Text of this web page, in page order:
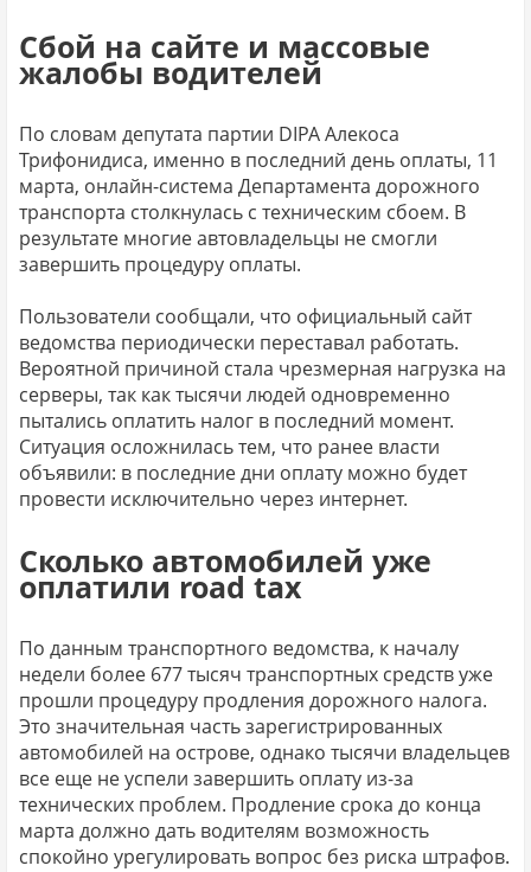
Сбой на сайте и массовые
жалобы водителей
По словам депутата партии DIPA Алекоса
Трифонидиса, именно в последний день оплаты, 11
марта, онлайн-система Департамента дорожного
транспорта столкнулась с техническим сбоем. В
результате многие автовладельцы не смогли
завершить процедуру оплаты.
Пользователи сообщали, что официальный сайт
ведомства периодически переставал работать.
Вероятной причиной стала чрезмерная нагрузка на
серверы, так как тысячи людей одновременно
пытались оплатить налог в последний момент.
Ситуация осложнилась тем, что ранее власти
объявили: в последние дни оплату можно будет
провести исключительно через интернет.
Сколько автомобилей уже
оплатили road tax
По данным транспортного ведомства, к началу
недели более 677 тысяч транспортных средств уже
прошли процедуру продления дорожного налога.
Это значительная часть зарегистрированных
автомобилей на острове, однако тысячи владельцев
все еще не успели завершить оплату из-за
технических проблем. Продление срока до конца
марта должно дать водителям возможность
спокойно урегулировать вопрос без риска штрафов.